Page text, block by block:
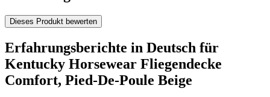
Dieses Produkt bewerten
Erfahrungsberichte in Deutsch für
Kentucky Horsewear Fliegendecke
Comfort, Pied-De-Poule Beige